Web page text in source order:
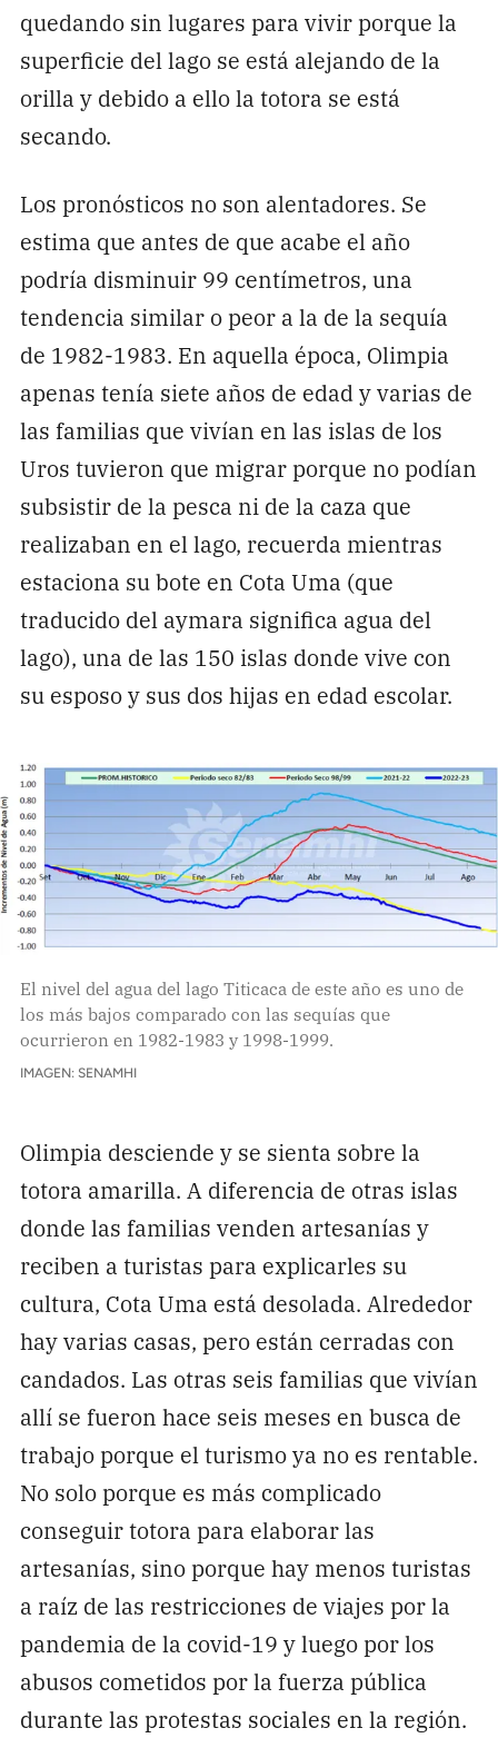
quedando sin lugares para vivir porque la
superficie del lago se está alejando de la
orilla y debido a ello la totora se está
secando.
Los pronósticos no son alentadores. Se
estima que antes de que acabe el año
podría disminuir 99 centímetros, una
tendencia similar o peor a la de la sequía
de 1982-1983. En aquella época, Olimpia
apenas tenía siete años de edad y varias de
las familias que vivían en las islas de los
Uros tuvieron que migrar porque no podían
subsistir de la pesca ni de la caza que
realizaban en el lago, recuerda mientras
estaciona su bote en Cota Uma (que
traducido del aymara significa agua del
lago), una de las 150 islas donde vive con
su esposo y sus dos hijas en edad escolar.
El nivel del agua del lago Titicaca de este año es uno de
los más bajos comparado con las sequías que
ocurrieron en 1982-1983 y 1998-1999.
IMAGEN: SENAMHI
Olimpia desciende y se sienta sobre la
totora amarilla. A diferencia de otras islas
donde las familias venden artesanías y
reciben a turistas para explicarles su
cultura, Cota Uma está desolada. Alrededor
hay varias casas, pero están cerradas con
candados. Las otras seis familias que vivían
allí se fueron hace seis meses en busca de
trabajo porque el turismo ya no es rentable.
No solo porque es más complicado
conseguir totora para elaborar las
artesanías, sino porque hay menos turistas
a raíz de las restricciones de viajes por la
pandemia de la covid-19 y luego por los
abusos cometidos por la fuerza pública
durante las protestas sociales en la región.